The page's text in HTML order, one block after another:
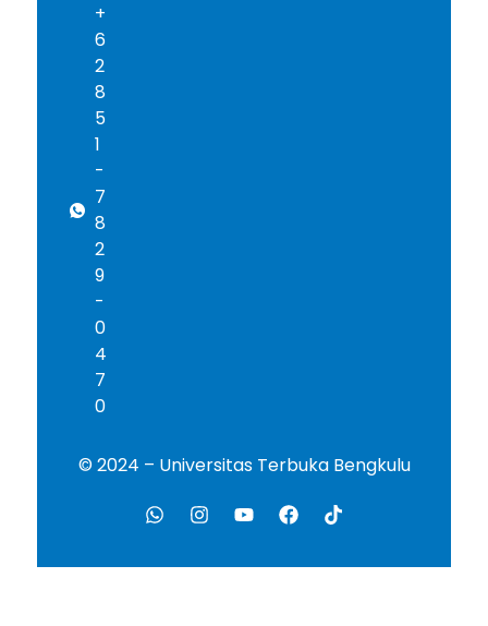
+
6
2
8
5
1
-
7
8
2
9
-
0
4
7
0
© 2024 – Universitas Terbuka Bengkulu